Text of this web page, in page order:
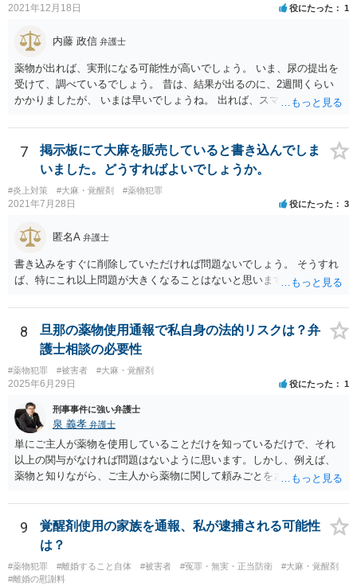
2021年12月18日 役にたった 1
内藤 政信 弁護士
薬物が出れば、実刑になる可能性が高いでしょう。 いま、尿の提出を
受けて、調べているでしょう。 昔は、結果が出るのに、2週間くらい
かかりましたが、 いまは早いでしょうね。 出れば、スマホの押収と家
7
掲示板にて大麻を販売していると書き込んでしま
いました。どうすればよいでしょうか。
#炎上対策 #大麻・覚醒剤 #薬物犯罪
2021年7月28日 役にたった 3
匿名A 弁護士
書き込みをすぐに削除していただければ問題ないでしょう。 そうすれ
ば、特にこれ以上問題が大きくなることはないと思いますよ。
8
旦那の薬物使用通報で私自身の法的リスクは？弁
護士相談の必要性
#薬物犯罪 #被害者 #大麻・覚醒剤
2025年6月29日 役にたった 1
刑事事件に強い弁護士
泉 義孝 弁護士
単にご主人が薬物を使用していることだけを知っているだけで、それ
以上の関与がなければ問題はないように思います。しかし、例えば、
薬物と知りながら、ご主人から薬物に関して頼みごとをされてそれに
があると思います。少なくとも警察から参考人として事情聴取は受け
ると思います。 思うということ以上に確定的な回答をすることは難し
いです。 回答になっているかどうか不明ですが、よろしくお願いいた
します。
9
覚醒剤使用の家族を通報、私が逮捕される可能性
は？
#薬物犯罪 #離婚すること自体 #被害者 #冤罪・無実・正当防衛
#大麻・覚醒剤
#離婚の慰謝料